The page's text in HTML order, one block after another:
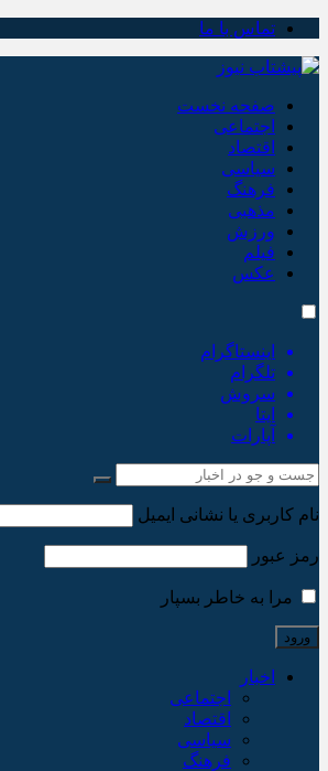
تماس با ما
صفحه نخست
اجتماعی
اقتصاد
سیاسی
فرهنگ
مذهبی
ورزش
فیلم
عکس
اینستاگرام
تلگرام
سروش
ایتا
آپارات
نام کاربری یا نشانی ایمیل
رمز عبور
مرا به خاطر بسپار
اخبار
اجتماعی
اقتصاد
سیاسی
فرهنگ